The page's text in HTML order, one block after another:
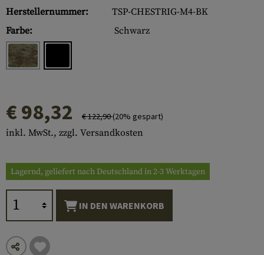
Herstellernummer:
TSP-CHESTRIG-M4-BK
Farbe:
Schwarz
€ 98,32 € 122,90(20% gespart)
inkl. MwSt., zzgl. Versandkosten
Lagernd, geliefert nach Deutschland in 2-3 Werktagen
IN DEN WARENKORB